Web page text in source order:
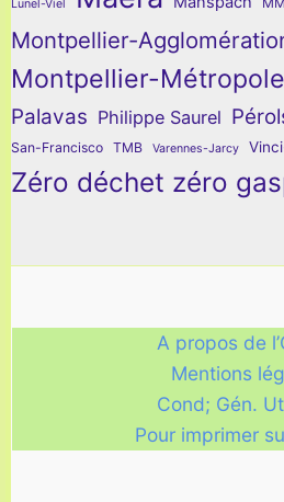
Lunel-Viel
Montpellier-
Montpellier-Métropole
Palavas Philippe Saurel
San-Francisco TMB Varennes-Jarcy
Zéro déchet zéro
A propos de
Mentions
Cond; Gén.
Pour imprimer